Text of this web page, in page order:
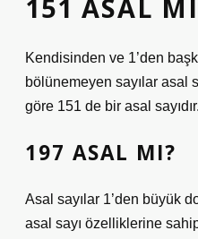
151 ASAL
Kendisinden ve 1’den
bölünemeyen sayılar asal
göre 151 de bir asal sayıdır.
197 ASAL MI?
Asal sayılar 1’den büyük
asal sayı özelliklerine